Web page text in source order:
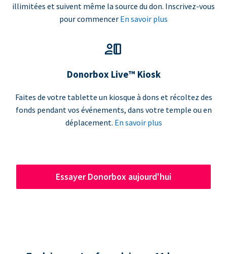
illimitées et suivent même la source du don. Inscrivez-vous
pour commencer En savoir plus
Donorbox Live™ Kiosk
Faites de votre tablette un kiosque à dons et récoltez des
fonds pendant vos événements, dans votre temple ou en
déplacement. En savoir plus
Essayer Donorbox aujourd'hui